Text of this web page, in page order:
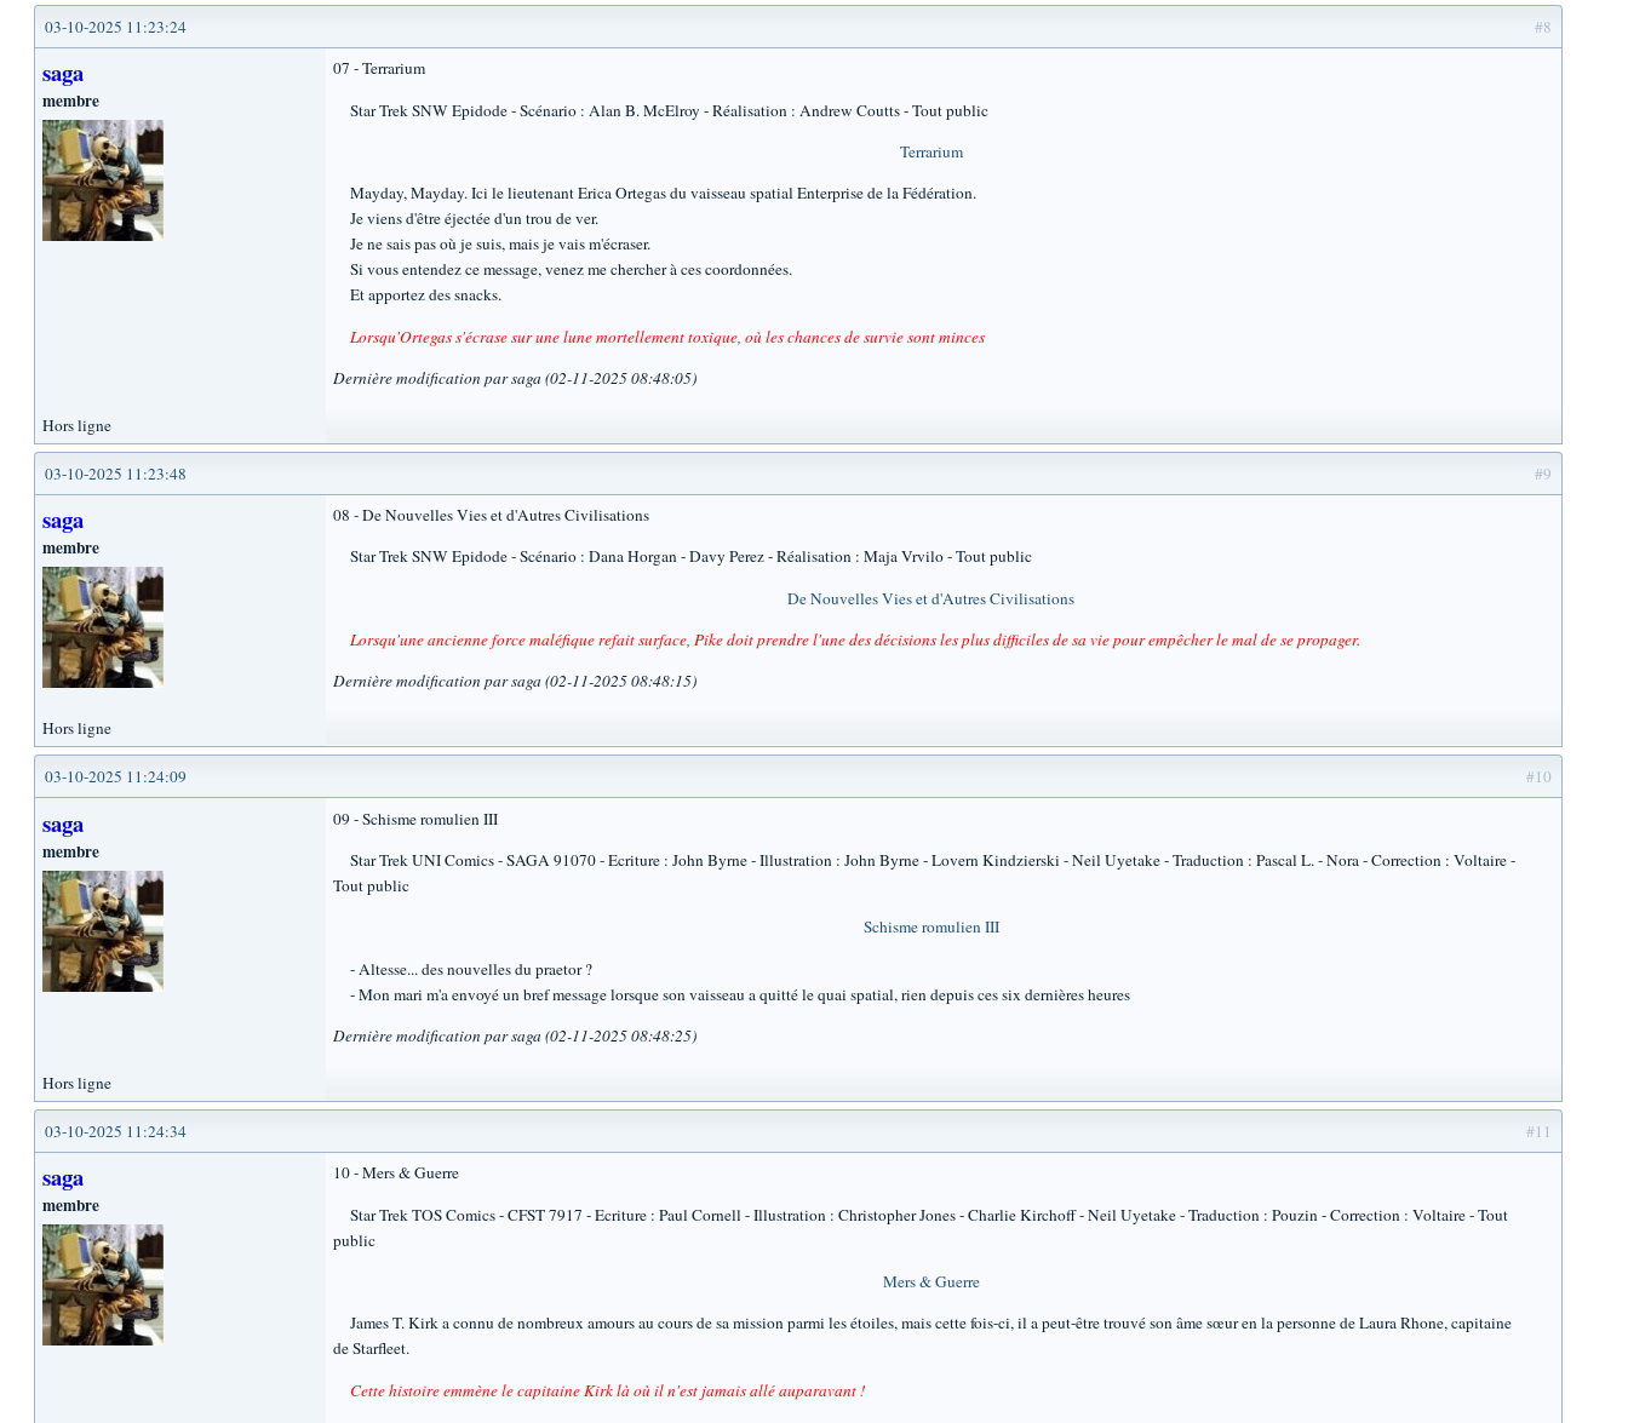
#8
03-10-2025 11:23:24
saga
membre
07 - Terrarium
Star Trek SNW Epidode - Scénario : Alan B. McElroy - Réalisation : Andrew Coutts - Tout public
Terrarium
Mayday, Mayday. Ici le lieutenant Erica Ortegas du vaisseau spatial Enterprise de la Fédération.
Je viens d'être éjectée d'un trou de ver.
Je ne sais pas où je suis, mais je vais m'écraser.
Si vous entendez ce message, venez me chercher à ces coordonnées.
Et apportez des snacks.
Lorsqu'Ortegas s'écrase sur une lune mortellement toxique, où les chances de survie sont minces
Dernière modification par saga (02-11-2025 08:48:05)
Hors ligne
#9
03-10-2025 11:23:48
saga
membre
08 - De Nouvelles Vies et d'Autres Civilisations
Star Trek SNW Epidode - Scénario : Dana Horgan - Davy Perez - Réalisation : Maja Vrvilo - Tout public
De Nouvelles Vies et d'Autres Civilisations
Lorsqu'une ancienne force maléfique refait surface, Pike doit prendre l'une des décisions les plus difficiles de sa vie pour empêcher le mal de se propager.
Dernière modification par saga (02-11-2025 08:48:15)
Hors ligne
#10
03-10-2025 11:24:09
saga
membre
09 - Schisme romulien III
Star Trek UNI Comics - SAGA 91070 - Ecriture : John Byrne - Illustration : John Byrne - Lovern Kindzierski - Neil Uyetake - Traduction : Pascal L. - Nora - Correction : Voltaire -
Tout public
Schisme romulien III
- Altesse... des nouvelles du praetor ?
- Mon mari m'a envoyé un bref message lorsque son vaisseau a quitté le quai spatial, rien depuis ces six dernières heures
Dernière modification par saga (02-11-2025 08:48:25)
Hors ligne
#11
03-10-2025 11:24:34
saga
membre
10 - Mers & Guerre
Star Trek TOS Comics - CFST 7917 - Ecriture : Paul Cornell - Illustration : Christopher Jones - Charlie Kirchoff - Neil Uyetake - Traduction : Pouzin - Correction : Voltaire - Tout
public
Mers & Guerre
James T. Kirk a connu de nombreux amours au cours de sa mission parmi les étoiles, mais cette fois-ci, il a peut-être trouvé son âme sœur en la personne de Laura Rhone, capitaine
de Starfleet.
Cette histoire emmène le capitaine Kirk là où il n'est jamais allé auparavant !